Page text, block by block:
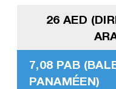
26 AED
7,08 PAB
PANAMÉEN)